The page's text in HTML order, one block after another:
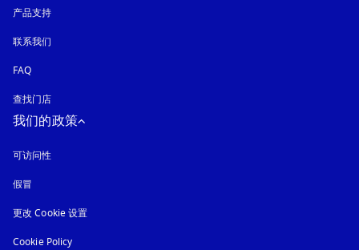
产品支持
联系我们
FAQ
查找门店
我们的政策
可访问性
假冒
更改 Cookie 设置
Cookie Policy